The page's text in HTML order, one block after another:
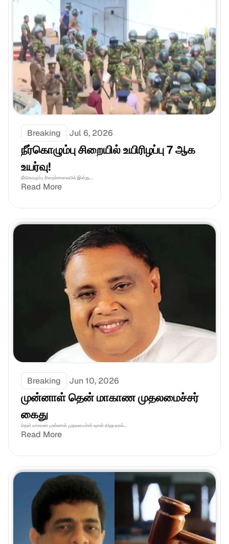
Breaking Jul 6, 2026
நீர்கொழும்பு சிறையில் உயிரிழப்பு 7 ஆக
உயர்வு!
நீர்கொழும்பு சிறைச்சாலையில் இன்று....
Read More
Breaking Jun 10, 2026
முன்னாள் தென் மாகாண முதலமைச்சர்
கைது
தென் மாகாண முன்னாள் முதலமைச்சர் ஷான் விஜயலால்...
Read More